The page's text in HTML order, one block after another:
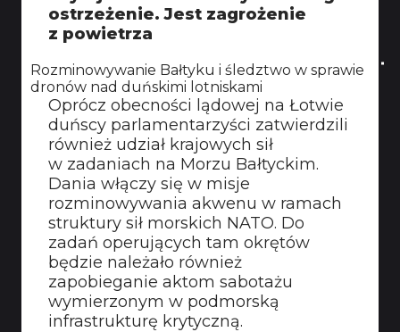
ostrzeżenie. Jest zagrożenie
z powietrza
Rozminowywanie Bałtyku i śledztwo w sprawie
dronów nad duńskimi lotniskami
Oprócz obecności lądowej na Łotwie
duńscy parlamentarzyści zatwierdzili
również udział krajowych sił
w zadaniach na Morzu Bałtyckim.
Dania włączy się w misje
rozminowywania akwenu w ramach
struktury sił morskich NATO. Do
zadań operujących tam okrętów
będzie należało również
zapobieganie aktom sabotażu
wymierzonym w podmorską
infrastrukturę krytyczną.